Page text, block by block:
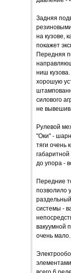
Задняя
на кузове,
покажет
Передняя
ниш
хорошую
силового
не
Рулевой
"Оки" -
тяги очень
до упора -
Передние
позволило
системы -
вакуумной
очень мало.